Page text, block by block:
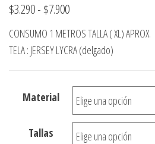
$3.290- $7.900Rango
de
precios:
$3.290
hasta
$7.900
CONSUMO 1 METROS TALLA ( XL) APROX.
TELA : JERSEY LYCRA (delgado)
Material
Tallas